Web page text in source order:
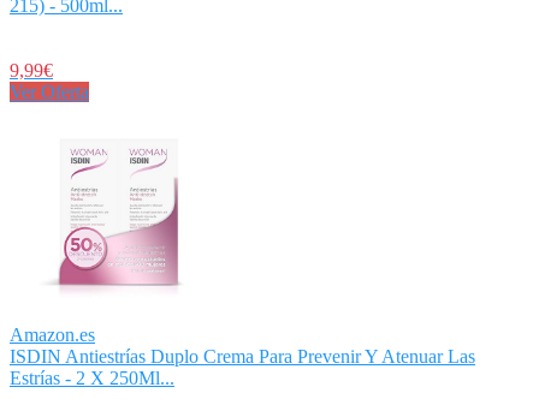
215) - 500ml...
9,99€
Ver Oferta
Amazon.es
ISDIN Antiestrías Duplo Crema Para Prevenir Y Atenuar Las
Estrías - 2 X 250Ml...